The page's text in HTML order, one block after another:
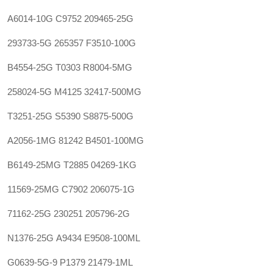
A6014-10G C9752 209465-25G
293733-5G 265357 F3510-100G
B4554-25G T0303 R8004-5MG
258024-5G M4125 32417-500MG
T3251-25G S5390 S8875-500G
A2056-1MG 81242 B4501-100MG
B6149-25MG T2885 04269-1KG
11569-25MG C7902 206075-1G
71162-25G 230251 205796-2G
N1376-25G A9434 E9508-100ML
G0639-5G-9 P1379 21479-1ML